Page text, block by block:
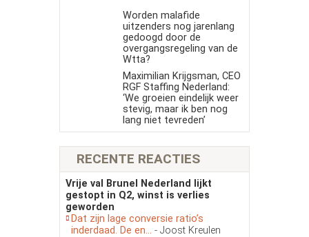
Worden malafide
uitzenders nog jarenlang
gedoogd door de
overgangsregeling van de
Wtta?
Maximilian Krijgsman, CEO
RGF Staffing Nederland:
‘We groeien eindelijk weer
stevig, maar ik ben nog
lang niet tevreden’
RECENTE REACTIES
Vrije val Brunel Nederland lijkt
gestopt in Q2, winst is verlies
geworden
Dat zijn lage conversie ratio’s
inderdaad. De en... - Joost Kreulen